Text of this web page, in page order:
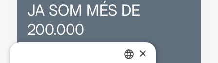
JA SOM MÉS DE
200.000
×